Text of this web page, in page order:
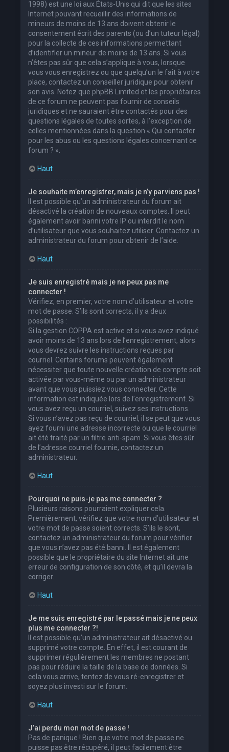
1998) est une loi aux États-Unis qui dit que les sites
Internet pouvant recueillir des informations de
mineurs de moins de 13 ans doivent obtenir le
consentement écrit des parents (ou d’un tuteur légal)
pour la collecte de ces informations permettant
d’identifier un mineur de moins de 13 ans. Si vous
n’êtes pas sûr que cela s’applique à vous, lorsque
vous vous enregistrez ou que quelqu’un le fait à votre
place, contactez un conseiller juridique pour obtenir
son avis. Notez que phpBB Limited et les propriétaires
de ce forum ne peuvent pas fournir de conseils
juridiques et ne sauraient être contactés pour des
questions légales de toutes sortes, à l’exception de
celles mentionnées dans la question « Qui contacter
pour les abus ou les questions légales concernant ce
forum ? ».
Haut
Je souhaite m’enregistrer, mais je n’y parviens pas !
Il est possible qu’un administrateur du forum ait
désactivé la création de nouveaux comptes. Il peut
également avoir banni votre IP ou interdit le nom
d’utilisateur que vous souhaitez utiliser. Contactez un
administrateur du forum pour obtenir de l’aide.
Haut
Je suis enregistré mais je ne peux pas me
connecter !
Vérifiez, en premier, votre nom d’utilisateur et votre
mot de passe. S’ils sont corrects, il y a deux
possibilités :
Si la gestion COPPA est active et si vous avez indiqué
avoir moins de 13 ans lors de l’enregistrement, alors
vous devrez suivre les instructions reçues par
courriel. Certains forums peuvent également
nécessiter que toute nouvelle création de compte soit
activée par vous-même ou par un administrateur
avant que vous puissiez vous connecter. Cette
information est indiquée lors de l’enregistrement. Si
vous avez reçu un courriel, suivez ses instructions.
Si vous n’avez pas reçu de courriel, il se peut que vous
ayez fourni une adresse incorrecte ou que le courriel
ait été traité par un filtre anti-spam. Si vous êtes sûr
de l’adresse courriel fournie, contactez un
administrateur.
Haut
Pourquoi ne puis-je pas me connecter ?
Plusieurs raisons pourraient expliquer cela.
Premièrement, vérifiez que votre nom d’utilisateur et
votre mot de passe soient corrects. S’ils le sont,
contactez un administrateur du forum pour vérifier
que vous n’avez pas été banni. Il est également
possible que le propriétaire du site Internet ait une
erreur de configuration de son côté, et qu’il devra la
corriger.
Haut
Je me suis enregistré par le passé mais je ne peux
plus me connecter ?!
Il est possible qu’un administrateur ait désactivé ou
supprimé votre compte. En effet, il est courant de
supprimer régulièrement les membres ne postant
pas pour réduire la taille de la base de données. Si
cela vous arrive, tentez de vous ré-enregistrer et
soyez plus investi sur le forum.
Haut
J’ai perdu mon mot de passe !
Pas de panique ! Bien que votre mot de passe ne
puisse pas être récupéré, il peut facilement être